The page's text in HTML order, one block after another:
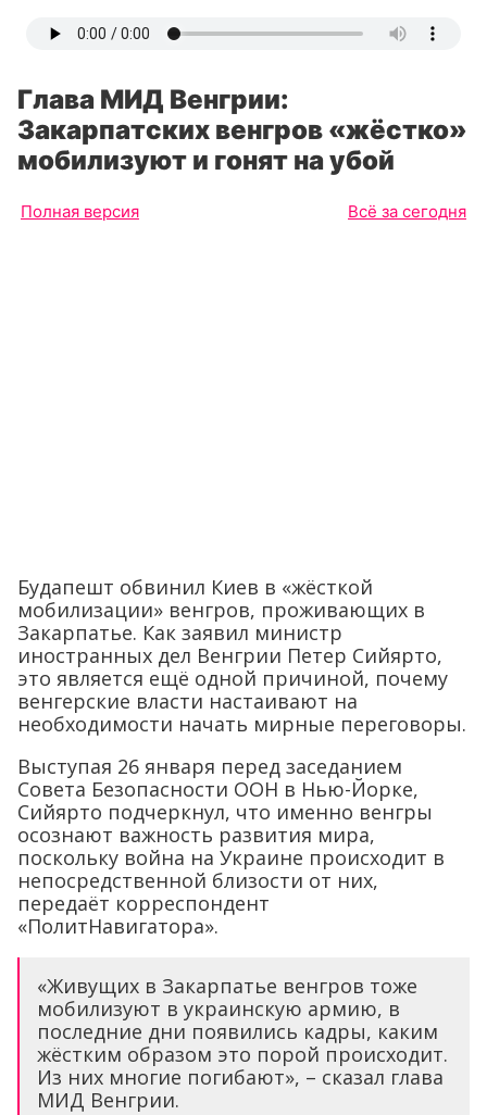
Глава МИД Венгрии:
Закарпатских венгров «жёстко»
мобилизуют и гонят на убой
Полная версия Всё за сегодня
Будапешт обвинил Киев в «жёсткой
мобилизации» венгров, проживающих в
Закарпатье. Как заявил министр
иностранных дел Венгрии Петер Сийярто,
это является ещё одной причиной, почему
венгерские власти настаивают на
необходимости начать мирные переговоры.
Выступая 26 января перед заседанием
Совета Безопасности ООН в Нью-Йорке,
Сийярто подчеркнул, что именно венгры
осознают важность развития мира,
поскольку война на Украине происходит в
непосредственной близости от них,
передаёт корреспондент
«ПолитНавигатора».
«Живущих в Закарпатье венгров тоже
мобилизуют в украинскую армию, в
последние дни появились кадры, каким
жёстким образом это порой происходит.
Из них многие погибают», – сказал глава
МИД Венгрии.